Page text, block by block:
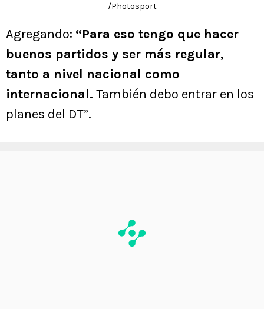
/Photosport
Agregando: “Para eso tengo que hacer
buenos partidos y ser más regular,
tanto a nivel nacional como
internacional. También debo entrar en los
planes del DT”.